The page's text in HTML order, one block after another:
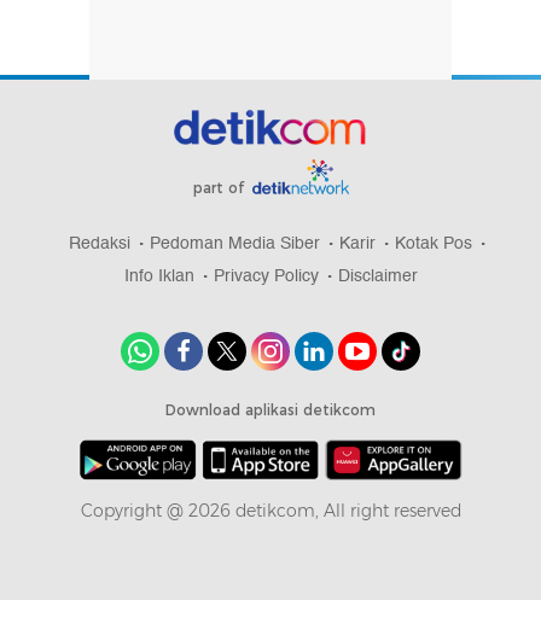
part of
Redaksi Pedoman Media Siber Karir
Kotak Pos
Info Iklan
Privacy Policy Disclaimer
Download aplikasi detikcom
Copyright @ 2026 detikcom, All right reserved